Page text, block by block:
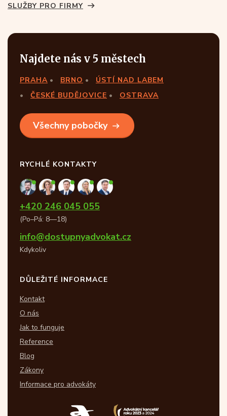
SLUŽBY PRO FIRMY
Najdete nás v 5 městech
PRAHA BRNO
ÚSTÍ NAD LABEM
ČESKÉ BUDĚJOVICE
OSTRAVA
Všechny pobočky
RYCHLÉ KONTAKTY
+420 246 045 055
(Po–Pá: 8—18)
info@dostupnyadvokat.cz
Kdykoliv
DŮLEŽITÉ INFORMACE
Kontakt
O nás
Jak to funguje
Reference
Blog
Zákony
Informace pro advokáty